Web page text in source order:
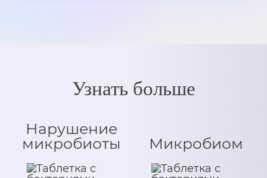
Узнать больше
Нарушение
микробиоты
Микробиом